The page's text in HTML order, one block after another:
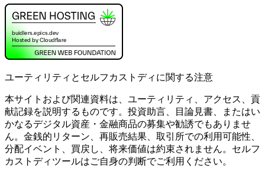
ユーティリティとセルフカストディに関する注意
本サイトおよび関連資料は、ユーティリティ、アクセス、貢
献記録を説明するものです。投資助言、目論見書、またはい
かなるデジタル資産・金融商品の募集や勧誘でもありませ
ん。金銭的リターン、再販売結果、取引所での利用可能性、
分配イベント、買戻し、将来価値は約束されません。セルフ
カストディツールはご自身の判断でご利用ください。